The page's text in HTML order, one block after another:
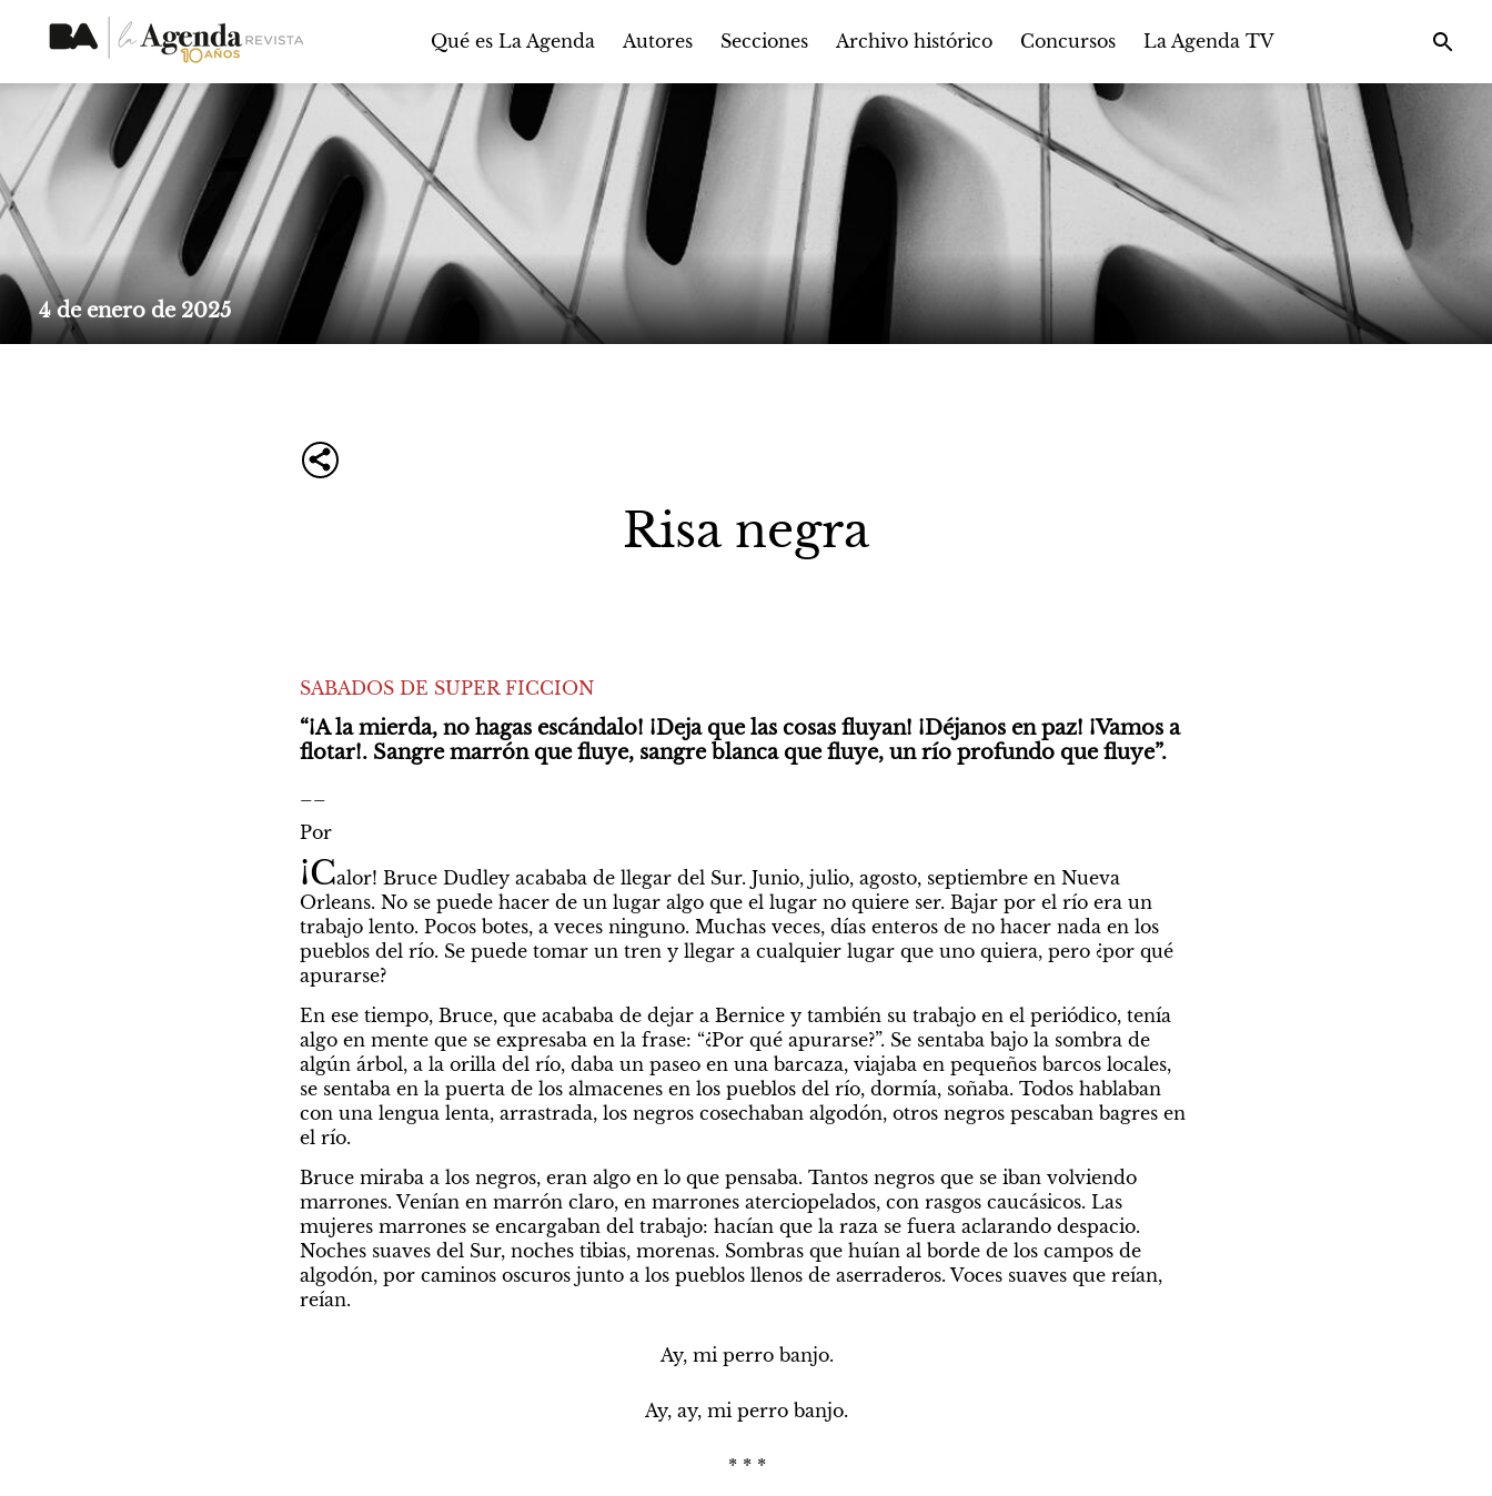
Qué es La Agenda Autores Secciones Archivo histórico Concursos La Agenda TV
4 de enero de 2025
Risa negra
SABADOS DE SUPER FICCION
“¡A la mierda, no hagas escándalo! ¡Deja que las cosas fluyan! ¡Déjanos en paz! ¡Vamos a
flotar!. Sangre marrón que fluye, sangre blanca que fluye, un río profundo que fluye”.
Por
¡Calor! Bruce Dudley acababa de llegar del Sur. Junio, julio, agosto, septiembre en Nueva
Orleans. No se puede hacer de un lugar algo que el lugar no quiere ser. Bajar por el río era un
trabajo lento. Pocos botes, a veces ninguno. Muchas veces, días enteros de no hacer nada en los
pueblos del río. Se puede tomar un tren y llegar a cualquier lugar que uno quiera, pero ¿por qué
apurarse?
En ese tiempo, Bruce, que acababa de dejar a Bernice y también su trabajo en el periódico, tenía
algo en mente que se expresaba en la frase: “¿Por qué apurarse?”. Se sentaba bajo la sombra de
algún árbol, a la orilla del río, daba un paseo en una barcaza, viajaba en pequeños barcos locales,
se sentaba en la puerta de los almacenes en los pueblos del río, dormía, soñaba. Todos hablaban
con una lengua lenta, arrastrada, los negros cosechaban algodón, otros negros pescaban bagres en
el río.
Bruce miraba a los negros, eran algo en lo que pensaba. Tantos negros que se iban volviendo
marrones. Venían en marrón claro, en marrones aterciopelados, con rasgos caucásicos. Las
mujeres marrones se encargaban del trabajo: hacían que la raza se fuera aclarando despacio.
Noches suaves del Sur, noches tibias, morenas. Sombras que huían al borde de los campos de
algodón, por caminos oscuros junto a los pueblos llenos de aserraderos. Voces suaves que reían,
reían.
Ay, mi perro banjo.
Ay, ay, mi perro banjo.
* * *